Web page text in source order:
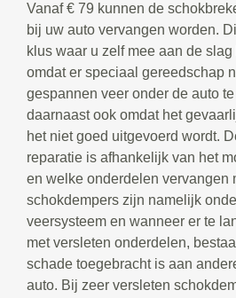
Vanaf € 79 kunnen de
bij uw auto vervangen worden.
klus waar u zelf mee aan de
omdat er speciaal gereedschap
gespannen veer onder de auto
daarnaast ook omdat het
het niet goed uitgevoerd wordt.
reparatie is afhankelijk van het
en welke onderdelen vervangen
schokdempers zijn namelijk
veersysteem en wanneer er te
met versleten onderdelen,
schade toegebracht is aan
auto. Bij zeer versleten